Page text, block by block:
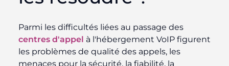
Parmi les difficultés liées au passage des
centres d'appel à l'hébergement VoIP figurent
les problèmes de qualité des appels, les
menaces pour la sécurité, la fiabilité, la